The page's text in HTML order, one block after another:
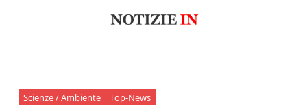
Scienze / Ambiente Top-News